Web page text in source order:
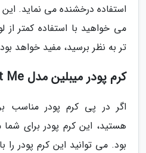
استفاده درخشنده می نماید.
می خواهید با استفاده کمتر از
تر به نظر برسید، مفید خواهد
کرم پودر میبلین مدل Fit Me
اگر در پی کرم پودر
هستید، این کرم پودر برای
بود. می توانید این کرم پودر